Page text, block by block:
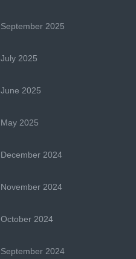
September 2025
July 2025
June 2025
May 2025
December 2024
November 2024
October 2024
September 2024